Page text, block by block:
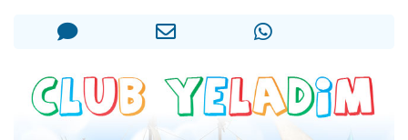
3 personnes viennent de faire un don pour Diane, 80 ans, dans un appartement insalubre
5 personnes viennent de faire un don pour Reloger Rivka, 6 enfants, victime de violences...